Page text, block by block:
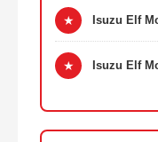
★ Isuzu Elf
★ Isuzu Elf